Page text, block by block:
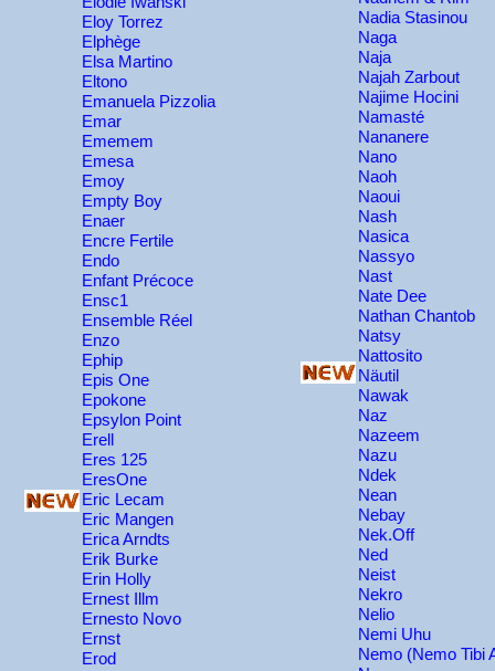
Nadia Stasinou
Naga
Naja
Najah Zarbout
Najime Hocini
Namasté
Nananere
Nano
Naoh
Naoui
Nash
Nasica
Nassyo
Nast
Nate Dee
Nathan Chantob
Natsy
Nattosito
Näutil
Nawak
Naz
Nazeem
Nazu
Ndek
Nean
Nebay
Nek.Off
Ned
Neist
Nekro
Nelio
Nemi Uhu
Nemo (Nemo Tibi
Eloy Torrez
Elphège
Elsa Martino
Eltono
Emanuela Pizzolia
Emar
Ememem
Emesa
Emoy
Empty Boy
Enaer
Encre Fertile
Endo
Enfant Précoce
Ensc1
Ensemble Réel
Enzo
Ephip
Epis One
Epokone
Epsylon Point
Erell
Eres 125
EresOne
Eric Lecam
Eric Mangen
Erica Arndts
Erik Burke
Erin Holly
Ernest Illm
Ernesto Novo
Ernst
Erod